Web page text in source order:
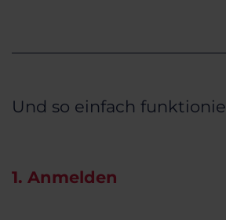
Und so einfach
1. Anmelden